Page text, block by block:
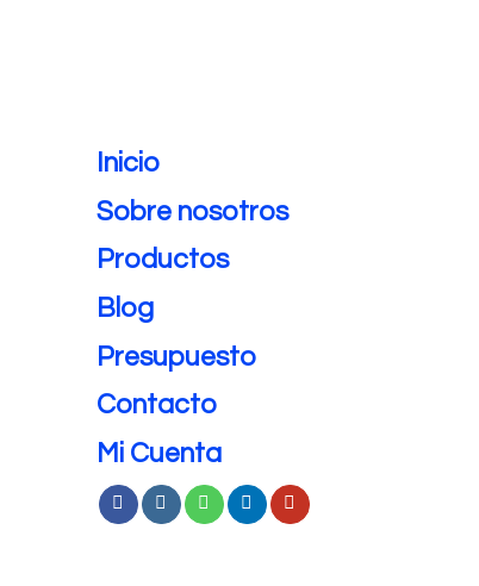
Inicio
Sobre nosotros
Productos
Blog
Presupuesto
Contacto
Mi Cuenta